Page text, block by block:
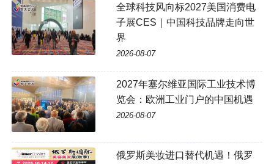
全球科技风向标2027美国消费电
子展CES｜中国科技品牌走向世
界
2026-08-07
2027年塞尔维亚国际工业技术博
览会：欧洲工业门户的中国机遇
2026-08-07
俄罗斯美妆进口替代机遇！俄罗